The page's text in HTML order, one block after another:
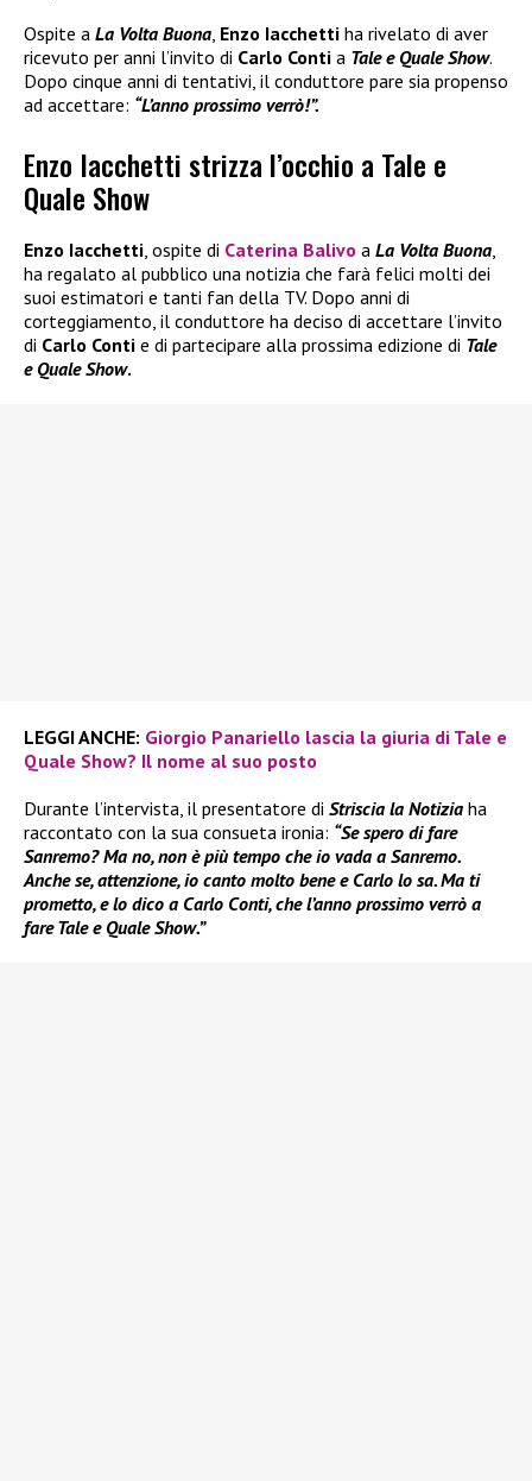
Ospite a La Volta Buona Enzo Iacchetti ha rivelato di aver
ricevuto per anni l’invito di Carlo Conti a Tale e Quale Show.
Dopo cinque anni di tentativi, il conduttore pare sia propenso
ad accettare: “L’anno prossimo verrò!”.
Enzo Iacchetti strizza l’occhio a Tale e
Quale Show
Enzo Iacchetti, ospite di Caterina Balivo a La Volta Buona,
ha regalato al pubblico una notizia che farà felici molti dei
suoi estimatori e tanti fan della TV. Dopo anni di
corteggiamento, il conduttore ha deciso di accettare l’invito
di Carlo Conti e di partecipare alla prossima edizione di Tale
e Quale Show.
LEGGI ANCHE: Giorgio Panariello lascia la giuria di Tale e
Quale Show? Il nome al suo posto
Durante l’intervista, il presentatore di Striscia la Notizia ha
raccontato con la sua consueta ironia: “Se spero di fare
Sanremo? Ma no, non è più tempo che io vada a Sanremo.
Anche se, attenzione, io canto molto bene e Carlo lo sa. Ma ti
prometto, e lo dico a Carlo Conti, che l’anno prossimo verrò a
fare Tale e Quale Show.”